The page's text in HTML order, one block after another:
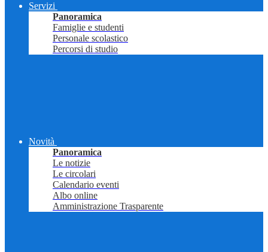
Servizi
Panoramica
Famiglie e studenti
Personale scolastico
Percorsi di studio
Novità
Panoramica
Le notizie
Le circolari
Calendario eventi
Albo online
Amministrazione Trasparente